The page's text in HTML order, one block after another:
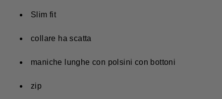
Slim fit
collare ha scatta
maniche lunghe con polsini con bottoni
zip